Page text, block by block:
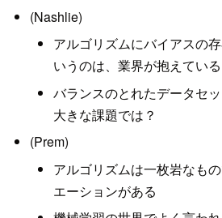
(Nashlie)
アルゴリズムにバイアスの
いうのは、業界が抱えてい
バランスのとれたデータセ
大きな課題では？
(Prem)
アルゴリズムは一枚岩なも
エーションがある